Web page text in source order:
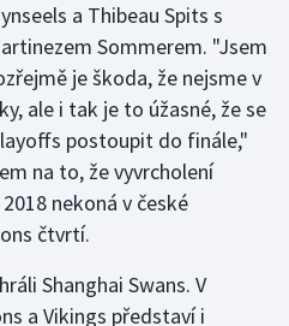
a Thibeau Spits s
Sommerem. "Jsem
je škoda, že nejsme v
ale i tak je to úžasné, že se
postoupit do finále,"
na to, že vyvrcholení
nekoná v české
čtvrtí.
Shanghai Swans. V
a Vikings představí i